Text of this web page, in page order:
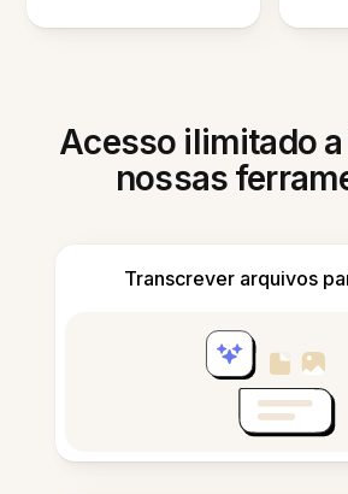
Acesso ilimitado
nossas
Transcrever arquivos